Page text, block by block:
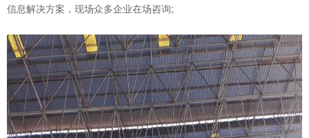
信息解决方案，现场众多企业在场咨询;